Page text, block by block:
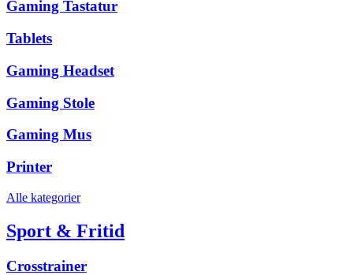
Gaming Tastatur
Tablets
Gaming Headset
Gaming Stole
Gaming Mus
Printer
Alle kategorier
Sport & Fritid
Crosstrainer